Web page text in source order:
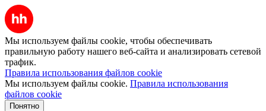
Мы используем файлы cookie, чтобы обеспечивать
правильную работу нашего веб-сайта и анализировать сетевой
трафик.
Правила использования файлов cookie
Мы используем файлы cookie. Правила использования
файлов cookie
Понятно